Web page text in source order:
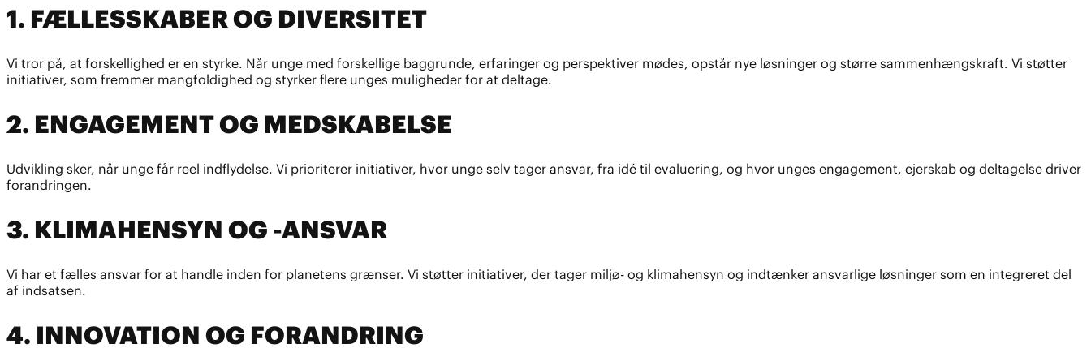
1. FÆLLESSKABER OG DIVERSITET
Vi tror på, at forskellighed er en styrke. Når unge med forskellige baggrunde, erfaringer og perspektiver mødes, opstår nye løsninger og større sammenhængskraft. Vi støtter
initiativer, som fremmer mangfoldighed og styrker flere unges muligheder for at deltage.
2. ENGAGEMENT OG MEDSKABELSE
Udvikling sker, når unge får reel indflydelse. Vi prioriterer initiativer, hvor unge selv tager ansvar, fra idé til evaluering, og hvor unges engagement, ejerskab og deltagelse driver
forandringen.
3. KLIMAHENSYN OG -ANSVAR
Vi har et fælles ansvar for at handle inden for planetens grænser. Vi støtter initiativer, der tager miljø- og klimahensyn og indtænker ansvarlige løsninger som en integreret del
af indsatsen.
4. INNOVATION OG FORANDRING